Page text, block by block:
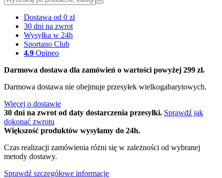
Dostawa od 0 zł
30 dni na zwrot
Wysyłka w 24h
Sportano Club
4.9 Opineo
Darmowa dostawa dla zamówień o wartości powyżej 299 zł.
Darmowa dostawa nie obejmuje przesyłek wielkogabarytowych.
Więcej o dostawie
30 dni na zwrot od daty dostarczenia przesyłki. Sprawdź jak
dokonać zwrotu
Większość produktów wysyłamy do 24h.
Czas realizacji zamówienia różni się w zależności od wybranej
metody dostawy.
Sprawdź szczegółowe informacje